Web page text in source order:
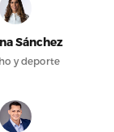
Sánchez
y deporte